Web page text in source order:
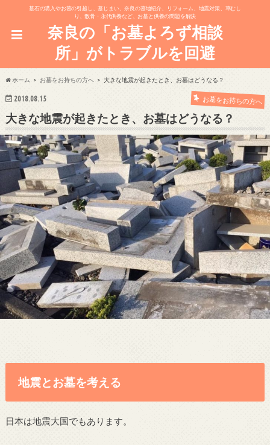
墓石の購入やお墓の引越し、墓じまい、奈良の墓地紹介、リフォーム、地震対策、草むし
り、散骨・永代供養など、お墓と供養の問題を解決
奈良の「お墓よろず相談
所」がトラブルを回避
ホーム お墓をお持ちの方へ 大きな地震が起きたとき、お墓はどうなる？
2018.08.15 お墓をお持ちの方へ
大きな地震が起きたとき、お墓はどうなる？
地震とお墓を考える
日本は地震大国でもあります。